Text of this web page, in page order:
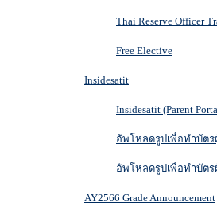
Thai Reserve Officer
Free Elective
Insidesatit
Insidesatit (Parent
อัพโหลดรูปเพื่อทำบัต
อัพโหลดรูปเพื่อทำบัต
AY2566 Grade Announcement